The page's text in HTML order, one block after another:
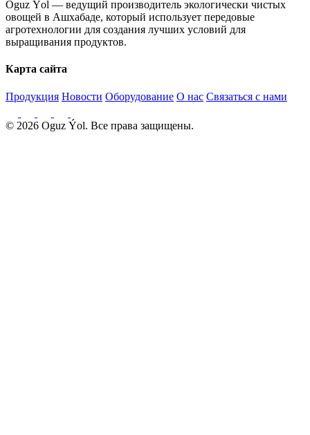
Oguz Ýol — ведущий производитель экологически чистых
овощей в Ашхабаде, который использует передовые
агротехнологии для создания лучших условий для
выращивания продуктов.
Карта сайта
Продукция Новости Оборудование О нас Связаться с нами
© 2026 Oguz Ýol. Все права защищены.